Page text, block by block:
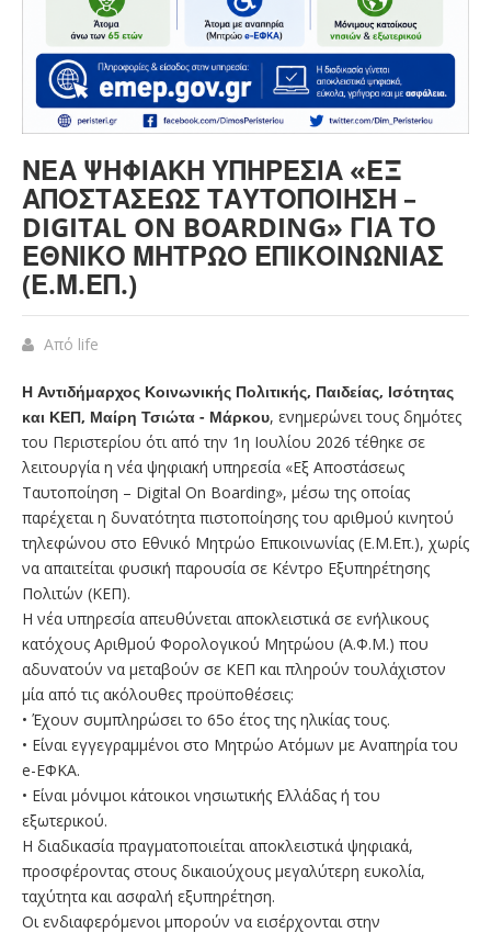
ΝΈΑ ΨΗΦΙΑΚΉ ΥΠΗΡΕΣΊΑ «ΕΞ
ΑΠΟΣΤΆΣΕΩΣ ΤΑΥΤΟΠΟΊΗΣΗ –
DIGITAL ON BOARDING» ΓΙΑ ΤΟ
ΕΘΝΙΚΌ ΜΗΤΡΏΟ ΕΠΙΚΟΙΝΩΝΊΑΣ
(Ε.Μ.ΕΠ.)
Από life
Η Αντιδήμαρχος Κοινωνικής Πολιτικής, Παιδείας, Ισότητας
και ΚΕΠ, Μαίρη Τσιώτα - Μάρκου, ενημερώνει τους δημότες
του Περιστερίου ότι από την 1η Ιουλίου 2026 τέθηκε σε
λειτουργία η νέα ψηφιακή υπηρεσία «Εξ Αποστάσεως
Ταυτοποίηση – Digital On Boarding», μέσω της οποίας
παρέχεται η δυνατότητα πιστοποίησης του αριθμού κινητού
τηλεφώνου στο Εθνικό Μητρώο Επικοινωνίας (Ε.Μ.Επ.), χωρίς
να απαιτείται φυσική παρουσία σε Κέντρο Εξυπηρέτησης
Πολιτών (ΚΕΠ).
Η νέα υπηρεσία απευθύνεται αποκλειστικά σε ενήλικους
κατόχους Αριθμού Φορολογικού Μητρώου (Α.Φ.Μ.) που
αδυνατούν να μεταβούν σε ΚΕΠ και πληρούν τουλάχιστον
μία από τις ακόλουθες προϋποθέσεις:
• Έχουν συμπληρώσει το 65ο έτος της ηλικίας τους.
• Είναι εγγεγραμμένοι στο Μητρώο Ατόμων με Αναπηρία του
e-ΕΦΚΑ.
• Είναι μόνιμοι κάτοικοι νησιωτικής Ελλάδας ή του
εξωτερικού.
Η διαδικασία πραγματοποιείται αποκλειστικά ψηφιακά,
προσφέροντας στους δικαιούχους μεγαλύτερη ευκολία,
ταχύτητα και ασφαλή εξυπηρέτηση.
Οι ενδιαφερόμενοι μπορούν να εισέρχονται στην